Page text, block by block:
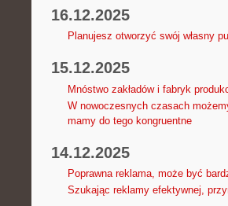
16.12.2025
Planujesz otworzyć swój własny
15.12.2025
Mnóstwo zakładów i fabryk
W nowoczesnych czasach
mamy do tego kongruentne
14.12.2025
Poprawna reklama, może być
Szukając reklamy efektywnej,